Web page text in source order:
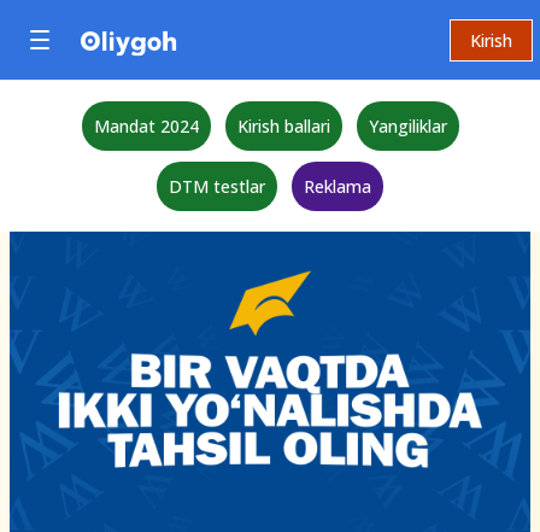
Kirish
Mandat 2024 Kirish ballari Yangiliklar
DTM testlar Reklama